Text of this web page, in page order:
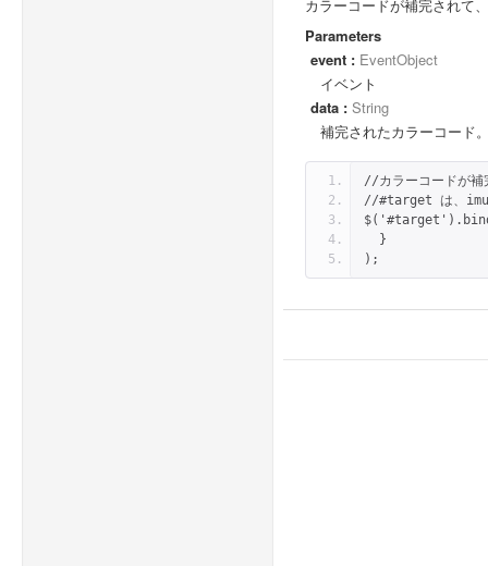
カラーコードが補完されて
Parameters
event : EventObject
イベント
data : String
補完されたカラーコード
//カラーコードが補
//#target は、
  }
);